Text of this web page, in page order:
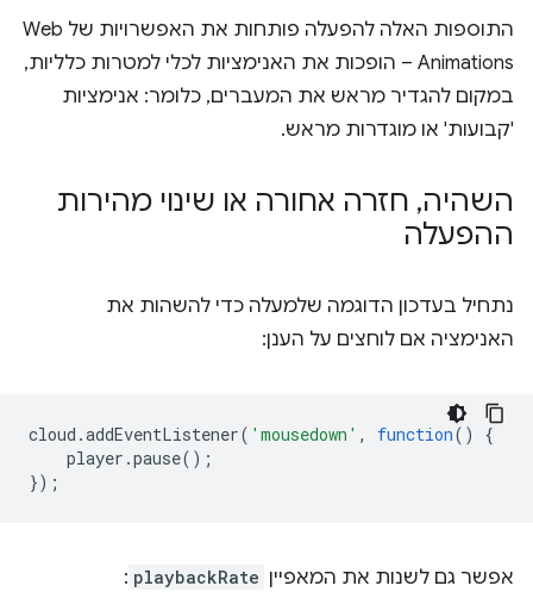
התוספות האלה להפעלה פותחות את האפשרויות של Web
Animations – הופכות את האנימציות לכלי למטרות כלליות,
במקום להגדיר מראש את המעברים, כלומר: אנימציות
'קבועות' או מוגדרות מראש.
השהיה, חזרה אחורה או שינוי מהירות
ההפעלה
נתחיל בעדכון הדוגמה שלמעלה כדי להשהות את
האנימציה אם לוחצים על הענן:
cloud .addEventListener( 'mousedown' , function()
{
player .pause();
});
אפשר גם לשנות את המאפיין playbackRate
: